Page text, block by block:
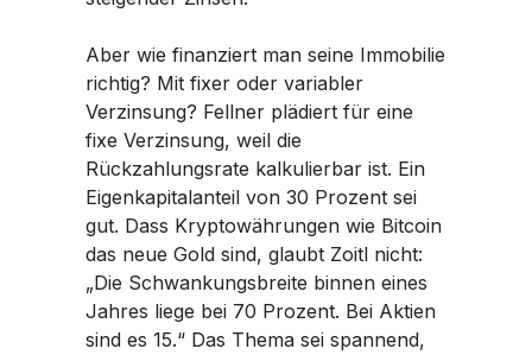
Aber wie finanziert man seine Immobilie
richtig? Mit fixer oder variabler
Verzinsung? Fellner plädiert für eine
fixe Verzinsung, weil die
Rückzahlungsrate kalkulierbar ist. Ein
Eigenkapitalanteil von 30 Prozent sei
gut. Dass Kryptowährungen wie Bitcoin
das neue Gold sind, glaubt Zoitl nicht:
„Die Schwankungsbreite binnen eines
Jahres liege bei 70 Prozent. Bei Aktien
sind es 15.“ Das Thema sei spannend,